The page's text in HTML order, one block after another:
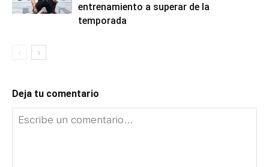
entrenamiento a superar de la
temporada
Deja tu comentario